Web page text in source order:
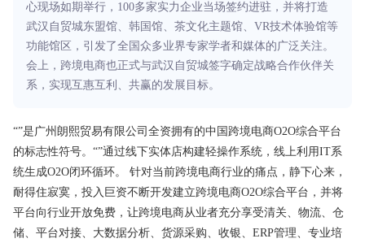
心现场如期举行，100多家实力企业当场签约进驻，并将打造
武汉自贸城东盟馆、韩国馆、茶文化主题馆、VR技术体验馆等
功能馆区，引发了全国众多业界专家学者和媒体的广泛关注。
会上，跨境电商也正式与武汉自贸城签字确定战略合作伙伴关
系，实现互惠互利、共赢的发展目标。
“”是广州朗熙贸易有限公司全资拥有的中国 跨境电商O2O综合平台
的标志性符号。“”通过线下实体店构建轻操作系统，线上利用IT系
统生成O2O闭环循环。 针对当前跨境电商行业的痛点，静下心来，
耐得住寂寞，投入巨资不断开发建立跨境电商O2O综合平台，并将
平台向行业开放免费，让跨境电商从业者充分享受清关、物流、仓
储、平台对接、大数据分析、货源采购、收银、ERP管理、专业培